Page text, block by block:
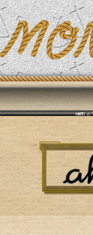
Эфирит: ♫
нас Живая природа